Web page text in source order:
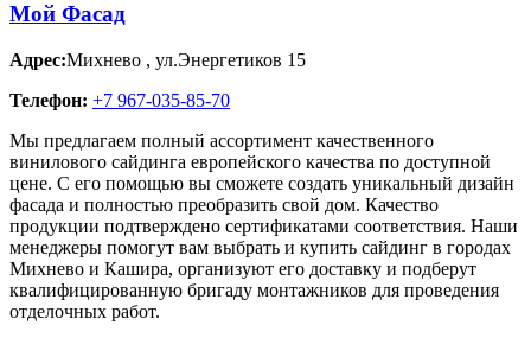
Мой Фасад
Адрес:Михнево , ул.Энергетиков 15
Телефон: +7 967-035-85-70
Мы предлагаем полный ассортимент качественного
винилового сайдинга европейского качества по доступной
цене. С его помощью вы сможете создать уникальный дизайн
фасада и полностью преобразить свой дом. Качество
продукции подтверждено сертификатами соответствия. Наши
менеджеры помогут вам выбрать и купить сайдинг в городах
Михнево и Кашира, организуют его доставку и подберут
квалифицированную бригаду монтажников для проведения
отделочных работ.